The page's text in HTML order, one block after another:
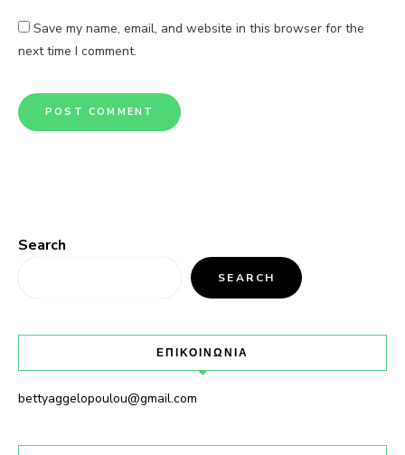
Save my name, email, and website in this browser for the
next time I comment.
Search
SEARCH
ΕΠΙΚΟΙΝΩΝΙΑ
bettyaggelopoulou@gmail.com